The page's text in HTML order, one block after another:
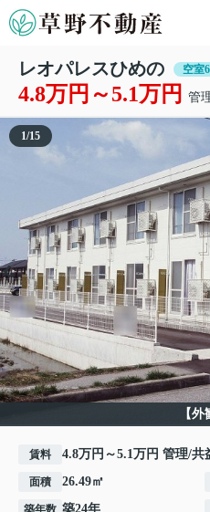
レオパレスひめの 空室6
4.8万円～5.1万円 管
【外
1/15
賃料 4.8万円～5.1万円 管理/共
面積 26.49㎡
築24年